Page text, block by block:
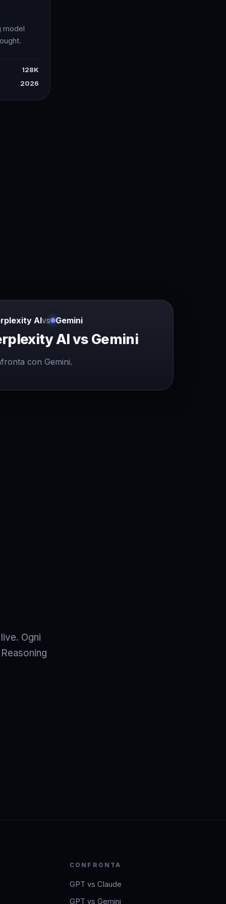
model
128K
2026
AIvs Gemini
AI vs Gemini
con Gemini.
Ogni
CONFRONTA
GPT vs Claude
GPT vs Gemini